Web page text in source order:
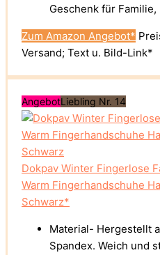
Geschenk für
Zum Amazon Angebot*
Versand; Text u. Bild-Link*
AngebotLiebling Nr. 14
Dokpav Winter Fingerlose
Warm Fingerhandschuhe
Schwarz*
Material- Hergestellt
Spandex. Weich und